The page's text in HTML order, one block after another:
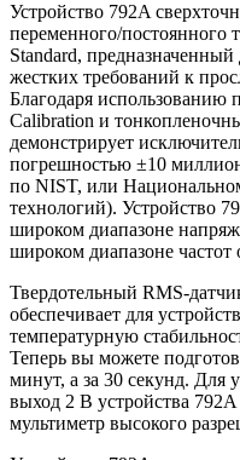
Устройство 792A
переменного/постоянного
Standard,
жестких требований к
Благодаря использованию
Calibration и
демонстрирует
погрешностью ±10
по NIST, или
технологий). Устройство
широком диапазоне
широком диапазоне
Твердотельный RMS-
обеспечивает для
температурную
Теперь вы можете
минут, а за 30 секунд. Для
выход 2 В устройства
мультиметр высокого